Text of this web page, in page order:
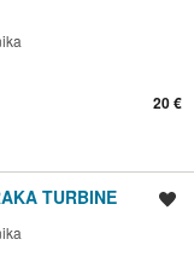
20 €
TURBINE